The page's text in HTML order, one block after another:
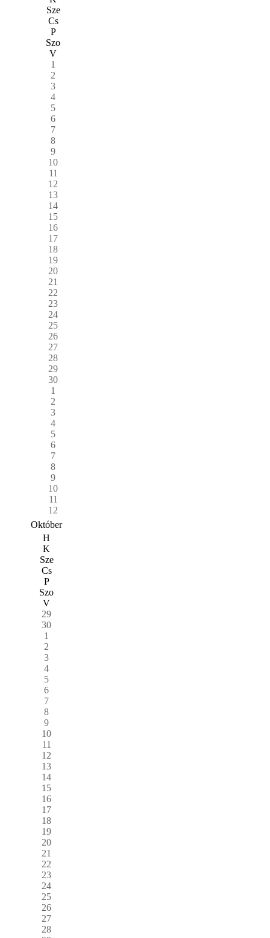
Sze
Cs
P
Szo
V
1
2
3
4
5
6
7
8
9
10
11
12
13
14
15
16
17
18
19
20
21
22
23
24
25
26
27
28
29
30
1
2
3
4
5
6
7
8
9
10
11
12
Október
H
K
Sze
Cs
P
Szo
V
29
30
1
2
3
4
5
6
7
8
9
10
11
12
13
14
15
16
17
18
19
20
21
22
23
24
25
26
27
28